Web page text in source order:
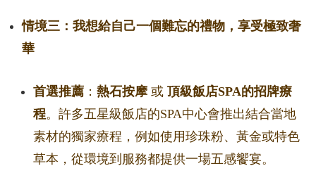
情境三：我想給自己一個難忘的禮物，享受極致奢
華
首選推薦 ： 熱石按摩或 頂級飯店SPA的招牌療
程。許多五星級飯店的SPA中心會推出結合當地
素材的獨家療程，例如使用珍珠粉、黃金或特色
草本，從環境到服務都提供一場五感饗宴。